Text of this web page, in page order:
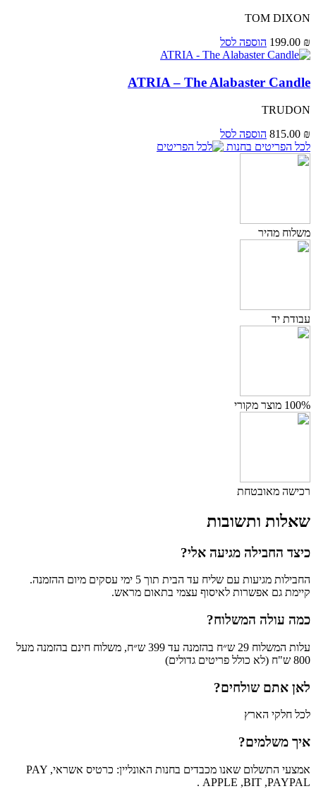
TOM DIXON
199.00 ₪ הוספה לסל
ATRIA – The Alabaster Candle
TRUDON
815.00 ₪
הוספה לסל
לכל הפריטים בחנות
משלוח מהיר
עבודת יד
100% מוצר מקורי
רכישה מאובטחת
שאלות ותשובות
כיצד החבילה מגיעה אלי?
החבילות מגיעות עם שליח עד הבית תוך 5 ימי עסקים מיום ההזמנה.
קיימת גם אפשרות לאיסוף עצמי בתאום מראש.
כמה עולה המשלוח?
עלות המשלוח 29 ש״ח בהזמנה עד 399 ש״ח, משלוח חינם בהזמנה מעל
800 ש"ח (לא כולל פריטים גדולים)
לאן אתם שולחים?
לכל חלקי הארץ
איך משלמים?
אמצעי התשלום שאנו מכבדים בחנות האונליין: כרטיס אשראי, PAY
APPLE ,BIT ,PAYPAL .